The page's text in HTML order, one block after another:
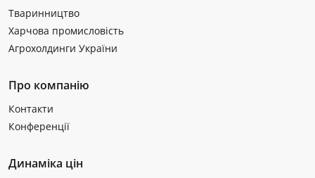
Тваринництво
Харчова промисловість
Агрохолдинги України
Про компанію
Контакти
Конференції
Динаміка цін